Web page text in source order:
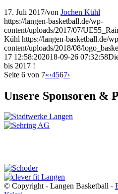
17. Juli 2017/von Jochen Kühl
https://langen-basketball.de/wp-
content/uploads/2017/07/
Kühl https://langen-basketball.de/
content/uploads/2018/08/
17 12:58:202018-09-26 07:32:58
bis 2017 !
Seite 6 von 7«‹4567›
Unsere Sponsoren &
© Copyright - Langen Basketball -